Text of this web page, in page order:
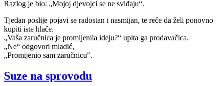
Razlog je bio: „Mojoj djevojci se ne sviđaju“.
Tjedan poslije pojavi se radostan i nasmijan, te reče da želi ponovno
kupiti iste hlače.
„Vaša zaručnica je promijenila ideju?“ upita ga prodavačica.
„Ne“ odgovori mladić,
„Promijenio sam zaručnicu".
Suze na sprovodu